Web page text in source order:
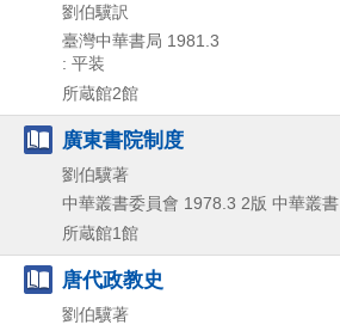
劉伯驥訳
臺灣中華書局 1981.3
: 平装
所蔵館2館
廣東書院制度
劉伯驥著
中華叢書委員會 1978.3 2版 中華叢書
所蔵館1館
唐代政教史
劉伯驥著